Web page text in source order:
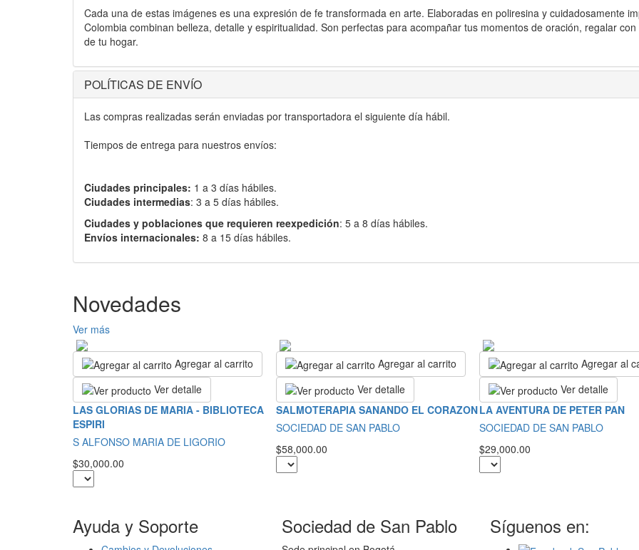
Cada una de estas imágenes es una expresión de fe transformada en arte. Elaboradas en poliresina y cuidadosamente
Colombia combinan belleza, detalle y espiritualidad. Son perfectas para acompañar tus momentos de oración, regalar
de tu hogar.
POLÍTICAS DE ENVÍO
Las compras realizadas serán enviadas por transportadora el siguiente día hábil.
Tiempos de entrega para nuestros envíos:
Ciudades principales: 1 a 3 días hábiles.
Ciudades intermedias: 3 a 5 días hábiles.
Ciudades y poblaciones que requieren reexpedición: 5 a 8 días hábiles.
Envíos internacionales: 8 a 15 días hábiles.
Novedades
Ver más
Agregar al carrito
Ver detalle
LAS GLORIAS DE MARIA - BIBLIOTECA
ESPIRI
S ALFONSO MARIA DE LIGORIO
$30,000.00
Agregar al carrito
Ver detalle
SALMOTERAPIA SANANDO EL CORAZON
SOCIEDAD DE SAN PABLO
$58,000.00
Agregar al
Ver detalle
LA AVENTURA DE PETER PAN
SOCIEDAD DE SAN PABLO
$29,000.00
Ayuda y Soporte Sociedad de San Pablo Síguenos en: